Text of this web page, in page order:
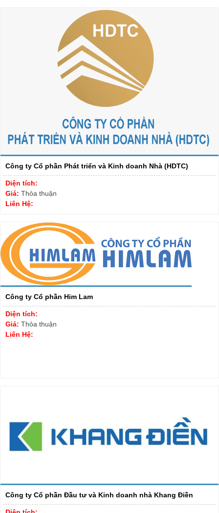
Công ty Cổ phần Phát triển và Kinh doanh Nhà (HDTC)
Diện tích:
Giá: Thỏa thuận
Liên Hệ:
Công ty Cổ phần Him Lam
Diện tích:
Giá: Thỏa thuận
Liên Hệ:
Công ty Cổ phần Đầu tư và Kinh doanh nhà Khang Điền